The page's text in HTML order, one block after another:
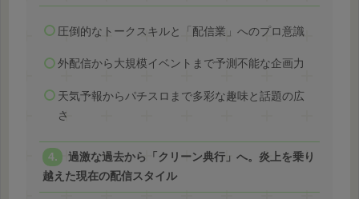
圧倒的なトークスキルと「配信業」へのプロ意識
外配信から大規模イベントまで予測不能な企画力
天気予報からパチスロまで多彩な趣味と話題の広
さ
過激な過去から「クリーン典行」へ。炎上を乗り
越えた現在の配信スタイル